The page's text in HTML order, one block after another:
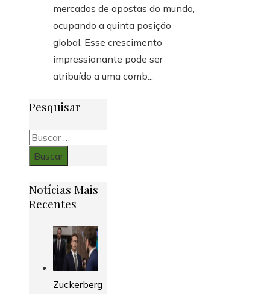
mercados de apostas do mundo,
ocupando a quinta posição
global. Esse crescimento
impressionante pode ser
atribuído a uma comb...
Pesquisar
Buscar:
Notícias Mais
Recentes
Zuckerberg